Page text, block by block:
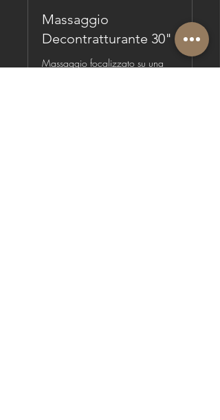
Massaggio
Decontratturante 30"
Massaggio focalizzato su una